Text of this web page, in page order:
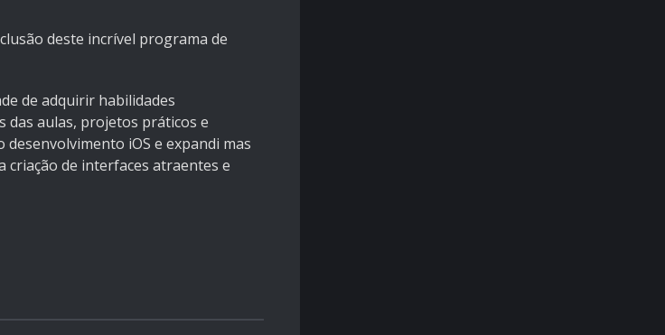
deste incrível programa de
de adquirir habilidades
das aulas, projetos práticos e
iOS e expandi mas
criação de interfaces atraentes e